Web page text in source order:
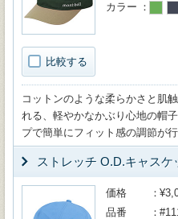
比較する
カラー
コットンのような柔らかさと肌
れる、軽やかなかぶり心地の帽
プで簡単にフィット感の調節が行
ストレッチ O.D.キャスケ
価格
品番